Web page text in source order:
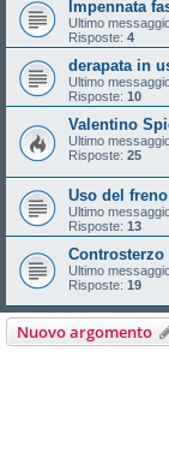
Impennata
Ultimo
Risposte: 4
derapata in
Ultimo
Risposte: 10
Valentino
Ultimo
Risposte: 25
Uso del
Ultimo
Risposte: 13
Controsterzo
Ultimo
Risposte: 19
Nuovo argomento